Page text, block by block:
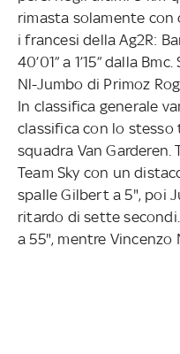
rimasta solamente
i francesi della Ag2R:
40’01” a 1’15” dalla
Nl-Jumbo di Primoz
In classifica generale
classifica con lo
squadra Van Garderen.
Team Sky con un
spalle Gilbert a 5", poi
ritardo di sette
a 55", mentre Vincenzo